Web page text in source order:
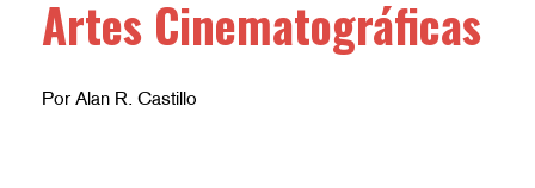
Artes Cinematográficas
Por Alan R. Castillo